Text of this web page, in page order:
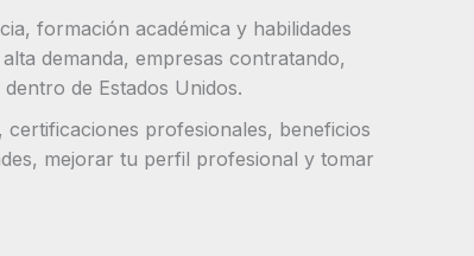
formación académica y habilidades
demanda, empresas contratando,
de Estados Unidos.
profesionales, beneficios
mejorar tu perfil profesional y tomar